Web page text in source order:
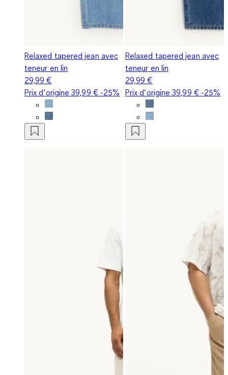
Relaxed tapered jean avec
teneur en lin
29,99 €
Prix d‘origine39,99 €-25%
Relaxed tapered jean avec
teneur en lin
29,99 €
Prix d‘origine39,99 €-25%